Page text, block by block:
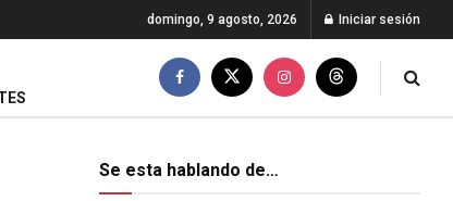
domingo, 9 agosto, 2026 Iniciar sesión
Se esta hablando de…